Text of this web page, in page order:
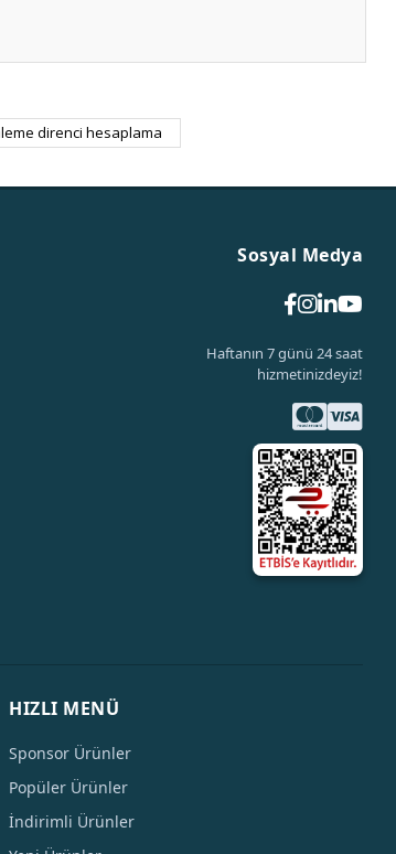
direnci hesaplama
Sosyal Medya
Haftanın 7 günü 24 saat
hizmetinizdeyiz!
HIZLI MENÜ
Sponsor Ürünler
Popüler Ürünler
İndirimli Ürünler